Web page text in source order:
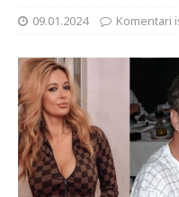
09.01.2024 Komentari